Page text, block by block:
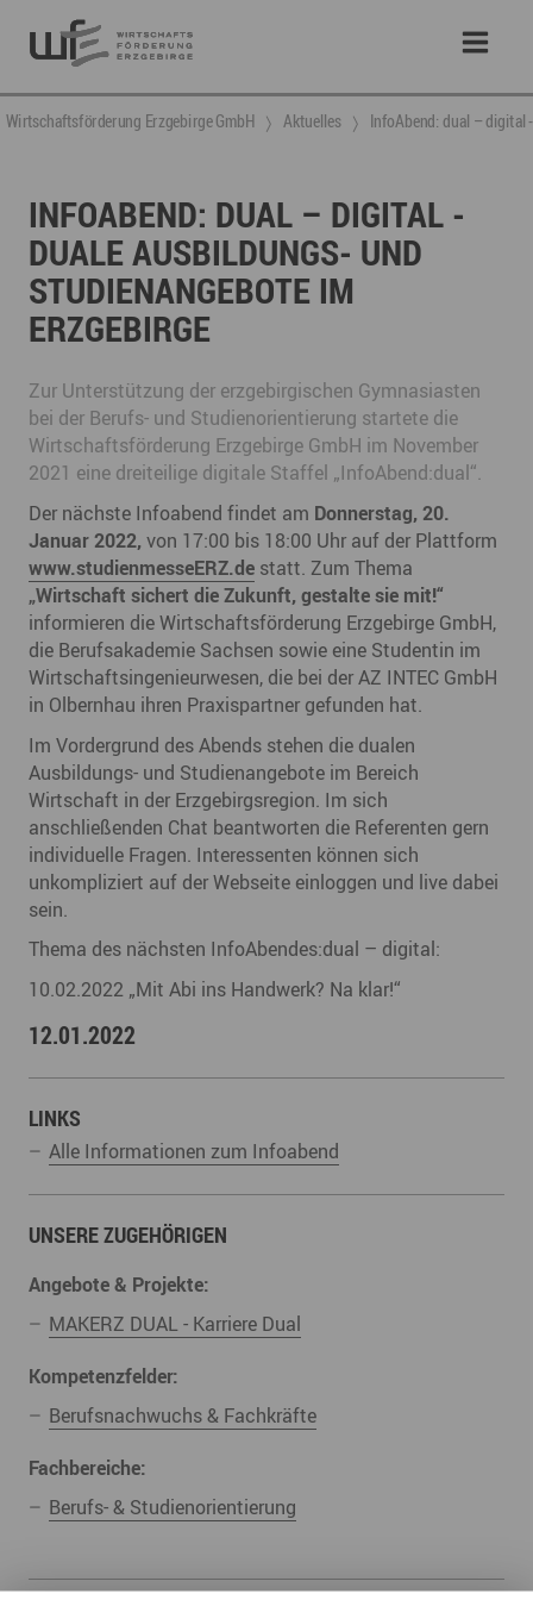
Wirtschaftsförderung Erzgebirge GmbH Aktuelles InfoAbend: dual – digital
INFOABEND: DUAL – DIGITAL -
DUALE AUSBILDUNGS- UND
STUDIENANGEBOTE IM
ERZGEBIRGE
Zur Unterstützung der erzgebirgischen Gymnasiasten
bei der Berufs- und Studienorientierung startete die
Wirtschaftsförderung Erzgebirge GmbH im November
2021 eine dreiteilige digitale Staffel „InfoAbend:dual“.
Der nächste Infoabend findet am Donnerstag, 20.
Januar 2022, von 17:00 bis 18:00 Uhr auf der Plattform
www.studienmesseERZ.de statt. Zum Thema
„Wirtschaft sichert die Zukunft, gestalte sie mit!“
informieren die Wirtschaftsförderung Erzgebirge GmbH,
die Berufsakademie Sachsen sowie eine Studentin im
Wirtschaftsingenieurwesen, die bei der AZ INTEC GmbH
in Olbernhau ihren Praxispartner gefunden hat.
Im Vordergrund des Abends stehen die dualen
Ausbildungs- und Studienangebote im Bereich
Wirtschaft in der Erzgebirgsregion. Im sich
anschließenden Chat beantworten die Referenten gern
individuelle Fragen. Interessenten können sich
unkompliziert auf der Webseite einloggen und live dabei
sein.
Thema des nächsten InfoAbendes:dual – digital:
10.02.2022 „Mit Abi ins Handwerk? Na klar!“
12.01.2022
LINKS
Alle Informationen zum Infoabend
UNSERE ZUGEHÖRIGEN
Angebote & Projekte:
MAKERZ DUAL - Karriere Dual
Kompetenzfelder:
Berufsnachwuchs & Fachkräfte
Fachbereiche:
Berufs- & Studienorientierung